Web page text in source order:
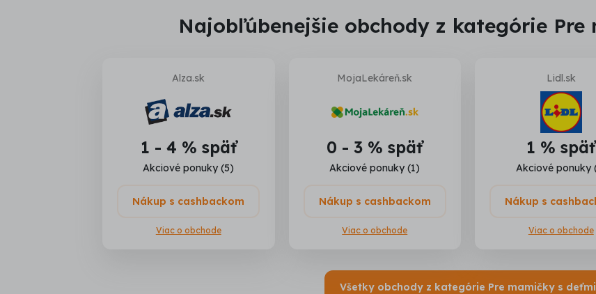
Najobľúbenejšie obchody z kategórie Pre
Alza.sk
1 - 4 % späť
Akciové ponuky (5)
Nákup s cashbackom
Viac o obchode
MojaLekáreň.sk
0 - 3 % späť
Akciové ponuky (1)
Nákup s cashbackom
Viac o obchode
Lidl.sk
1 % späť
Akciové ponuky
Nákup s
Viac o obchode
Všetky obchody z kategórie Pre mamičky s deťmi